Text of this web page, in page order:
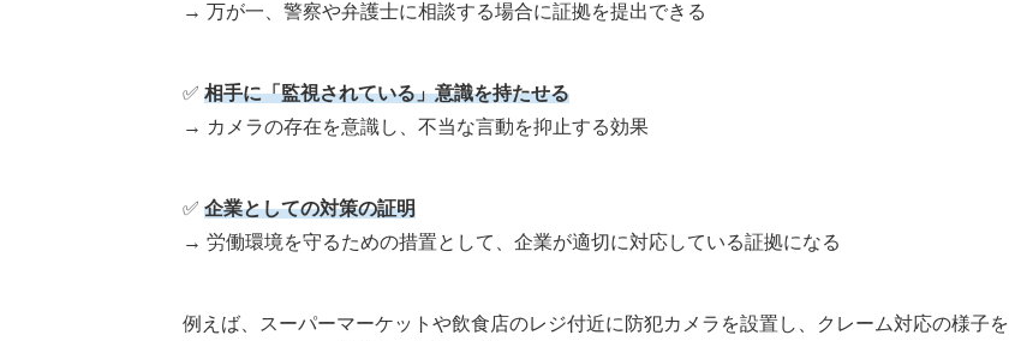
→ 万が一、警察や弁護士に相談する場合に証拠を提出できる
✅ 相手に「監視されている」意識を持たせる
→ カメラの存在を意識し、不当な言動を抑止する効果
✅ 企業としての対策の証明
→ 労働環境を守るための措置として、企業が適切に対応している証拠になる
例えば、スーパーマーケットや飲食店のレジ付近に防犯カメラを設置し、クレーム対応の様子を